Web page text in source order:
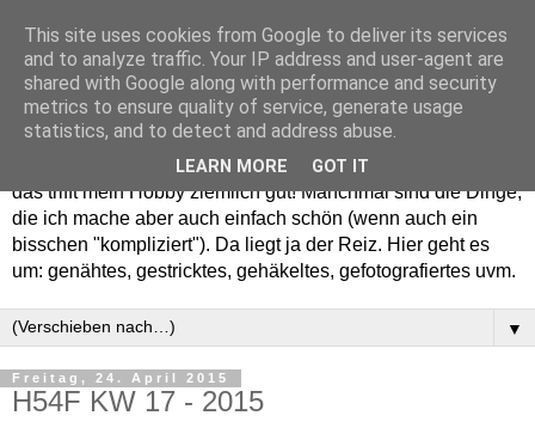
Willkommen in meinem "Wohnzimmer". Einfach und schön -
das trifft mein Hobby ziemlich gut! Manchmal sind die Dinge,
die ich mache aber auch einfach schön (wenn auch ein
bisschen "kompliziert"). Da liegt ja der Reiz. Hier geht es
um: genähtes, gestricktes, gehäkeltes, gefotografiertes uvm.
▼
Freitag, 24. April 2015
H54F KW 17 - 2015
This site uses cookies from Google to deliver its services
and to analyze traffic. Your IP address and user-agent are
shared with Google along with performance and security
metrics to ensure quality of service, generate usage
statistics, and to detect and address abuse.
LEARN MORE GOT IT